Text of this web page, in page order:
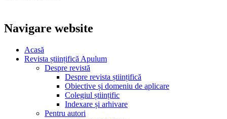
Navigare website
Acasă
Revista științifică Apulum
Despre revistă
Despre revista științifică
Obiective și domeniu de aplicare
Colegiul științific
Indexare și arhivare
Pentru autori